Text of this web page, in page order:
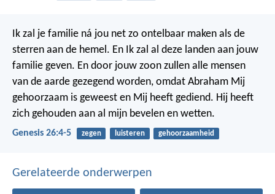
Ik zal je familie ná jou net zo ontelbaar maken als de
sterren aan de hemel. En Ik zal al deze landen aan jouw
familie geven. En door jouw zoon zullen alle mensen
van de aarde gezegend worden, omdat Abraham Mij
gehoorzaam is geweest en Mij heeft gediend. Hij heeft
zich gehouden aan al mijn bevelen en wetten.
Genesis 26:4-5 zegen luisteren gehoorzaamheid
Gerelateerde onderwerpen